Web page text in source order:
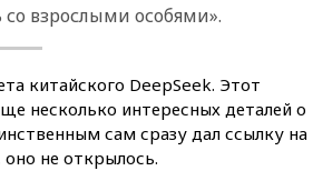
со взрослыми особями».
китайского DeepSeek. Этот
несколько интересных деталей о
сам сразу дал ссылку на
не открылось.